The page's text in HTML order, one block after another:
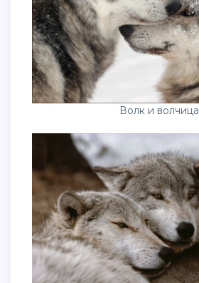
Волк и волчица